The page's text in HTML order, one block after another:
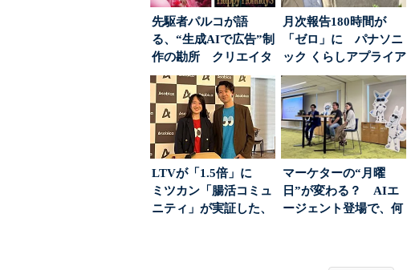
先駆者パルコが語
る、“生成AIで広告”制
作の勘所 クリエイタ
ーに残る「重要な役
割...
月次報告180時間が
「ゼロ」に パナソニ
ック くらしアプライア
ンス社が挑んだVo...
LTVが「1.5倍」に
ミツカン「腸活コミュ
ニティ」が実証した、
マーケターの“月曜
日”が変わる？ AIエ
ージェント登場で、何